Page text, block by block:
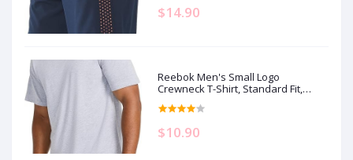
$14.90
Reebok Men's Small Logo
Crewneck T-Shirt, Standard Fit,
Lightweight Cotton-Poly Jersey
Fabric
$10.90